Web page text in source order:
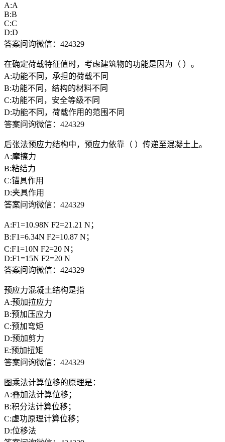
A:A
B:B
C:C
D:D
答案问询微信：424329
在确定荷载特征值时，考虑建筑物的功能是因为（ ）。
A:功能不同，承担的荷载不同
B:功能不同，结构的材料不同
C:功能不同，安全等级不同
D:功能不同，荷载作用的范围不同
答案问询微信：424329
后张法预应力结构中，预应力依靠（ ）传递至混凝土上。
A:摩擦力
B:粘结力
C:锚具作用
D:夹具作用
答案问询微信：424329
A:F1=10.98N F2=21.21 N；
B:F1=6.34N F2=10.87 N；
C:F1=10N F2=20 N；
D:F1=15N F2=20 N
答案问询微信：424329
预应力混凝土结构是指
A:预加拉应力
B:预加压应力
C:预加弯矩
D:预加剪力
E:预加扭矩
答案问询微信：424329
图乘法计算位移的原理是：
A:叠加法计算位移；
B:积分法计算位移；
C:虚功原理计算位移；
D:位移法